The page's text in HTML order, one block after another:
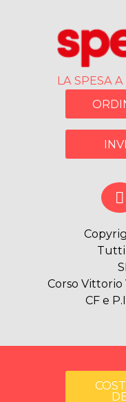
LA SPESA
Tutti
Corso Vittorio
CF e